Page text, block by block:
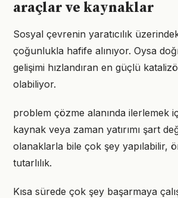
araçlar ve kaynaklar
Sosyal çevrenin yaratıcılık
çoğunlukla hafife alınıyor. Oysa
gelişimi hızlandıran en güçlü
olabiliyor.
problem çözme alanında ilerlemek
kaynak veya zaman yatırımı şart
olanaklarla bile çok şey yapılabilir,
tutarlılık.
Kısa sürede çok şey başarmaya